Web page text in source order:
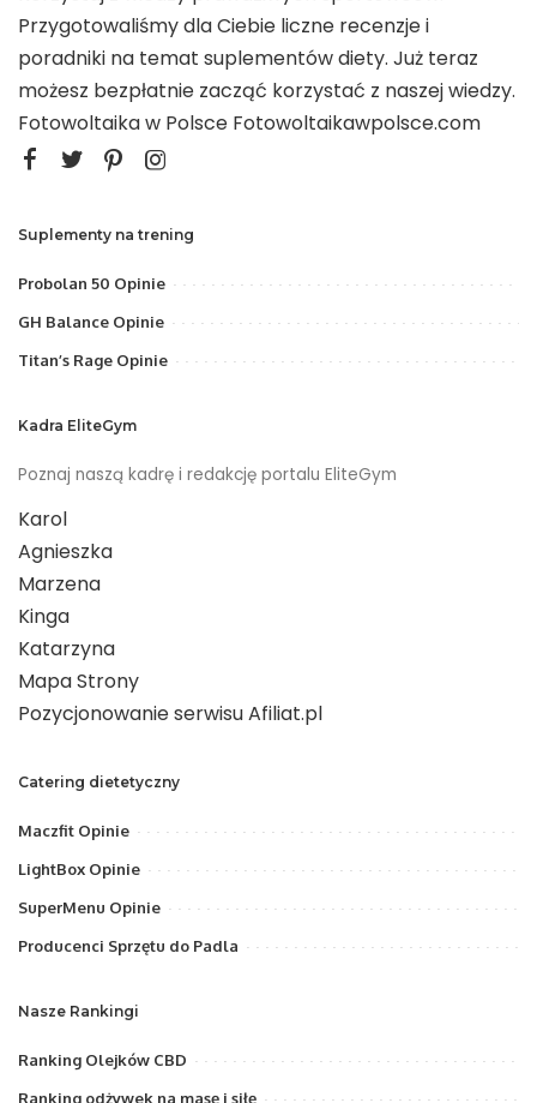
Przygotowaliśmy dla Ciebie liczne recenzje i
poradniki na temat suplementów diety. Już teraz
możesz bezpłatnie zacząć korzystać z naszej wiedzy.
Fotowoltaika w Polsce Fotowoltaikawpolsce.com
Suplementy na trening
Probolan 50 Opinie
GH Balance Opinie
Titan’s Rage Opinie
Kadra EliteGym
Poznaj naszą kadrę i redakcję portalu EliteGym
Karol
Agnieszka
Marzena
Kinga
Katarzyna
Mapa Strony
Pozycjonowanie serwisu Afiliat.pl
Catering dietetyczny
Maczfit Opinie
LightBox Opinie
SuperMenu Opinie
Producenci Sprzętu do Padla
Nasze Rankingi
Ranking Olejków CBD
Ranking odżywek na masę i siłę